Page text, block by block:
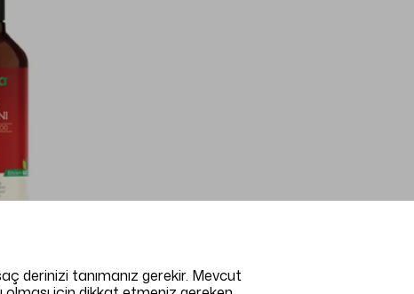
derinizi tanımanız gerekir. Mevcut